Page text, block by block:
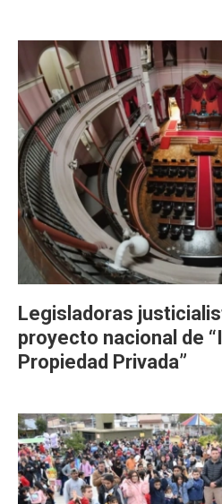
Legisladoras
proyecto nacional de
Propiedad Privada”